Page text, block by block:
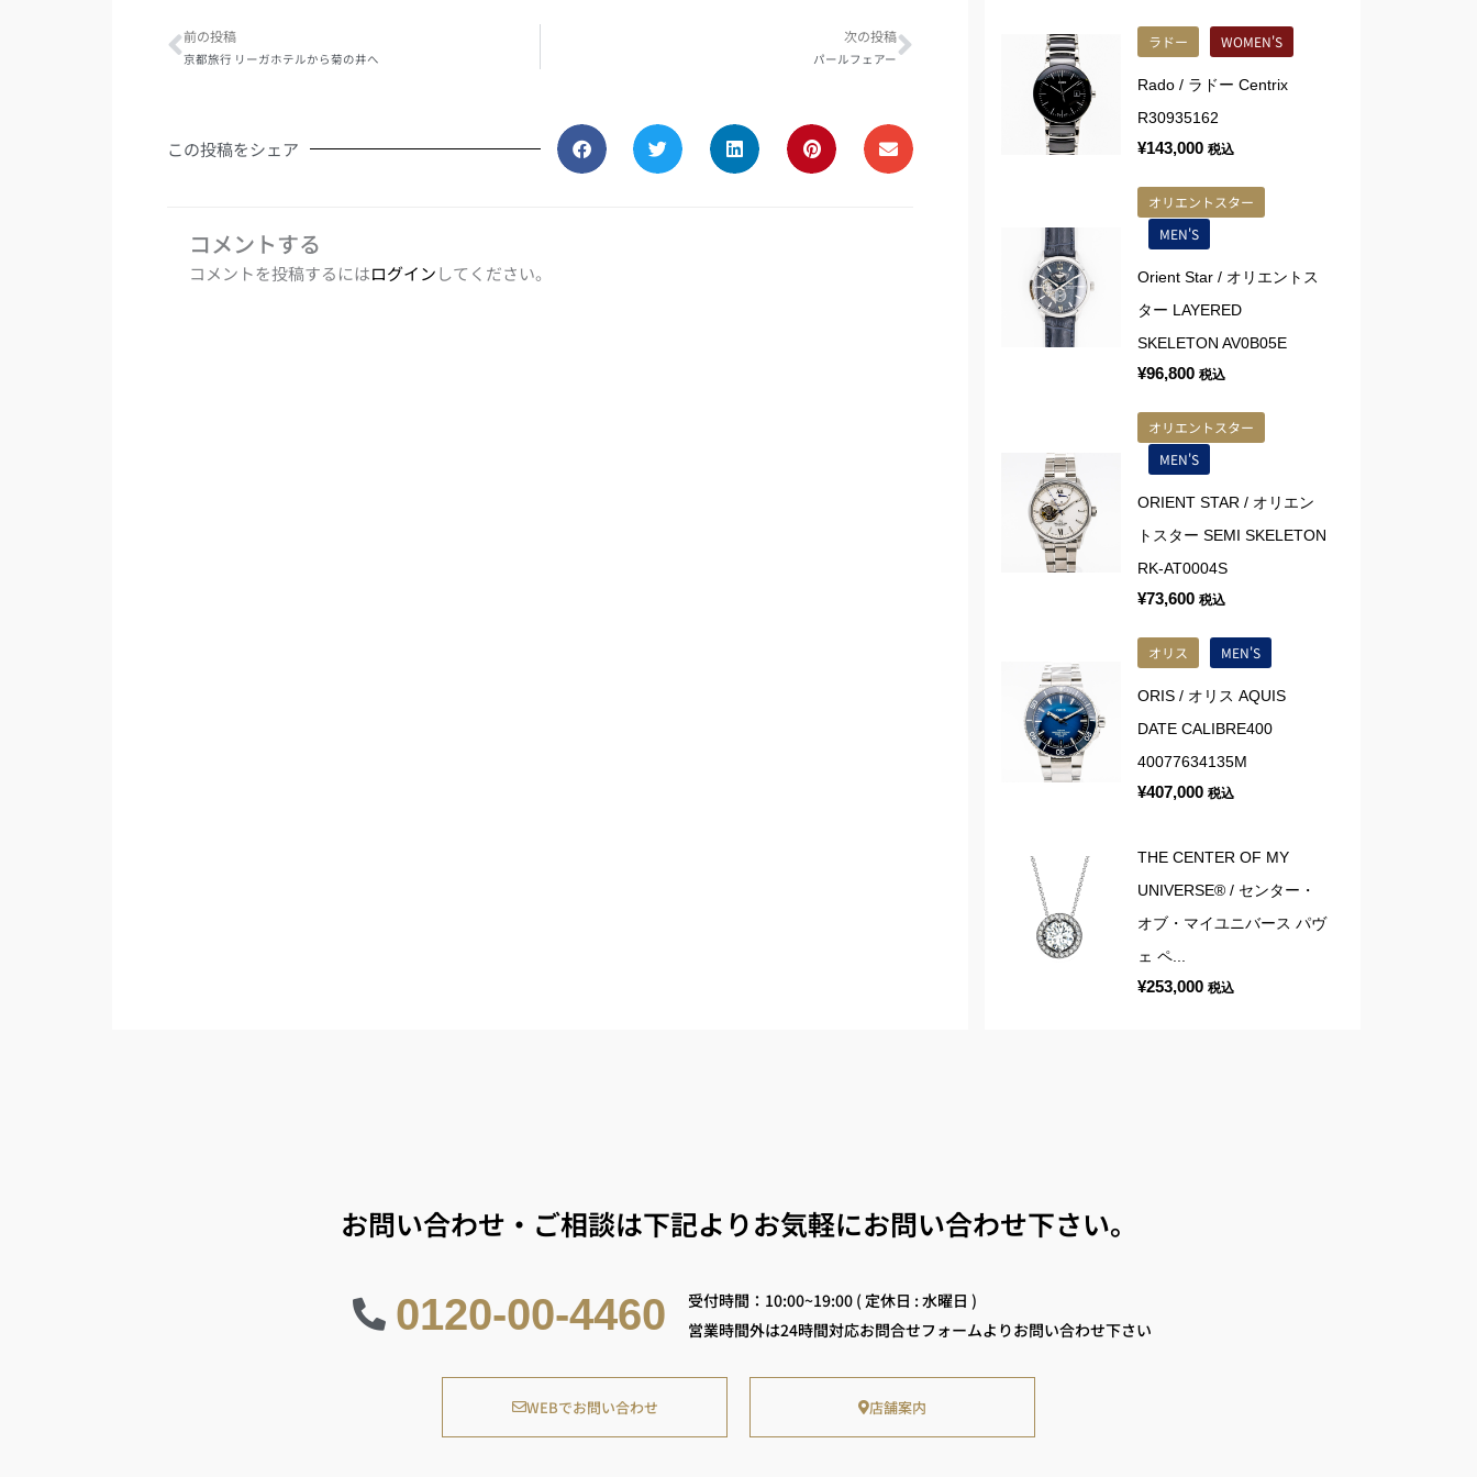
前の投稿
京都旅行 リーガホテルから菊の井へ
次の投稿
パールフェアー
この投稿をシェア
コメントする
コメントを投稿するにはログインしてください。
ラドー WOMEN'S
Rado / ラドー Centrix
R30935162
¥143,000 税込
オリエントスター
MEN'S
Orient Star / オリエントス
ター LAYERED
SKELETON AV0B05E
¥96,800 税込
オリエントスター
MEN'S
ORIENT STAR / オリエン
トスター SEMI SKELETON
RK-AT0004S
¥73,600 税込
オリス MEN'S
ORIS / オリス AQUIS
DATE CALIBRE400
40077634135M
¥407,000 税込
THE CENTER OF MY
UNIVERSE® / センター・
オブ・マイユニバース パヴ
ェ ペ...
¥253,000 税込
お問い合わせ・ご相談は下記よりお気軽にお問い合わせ下さい。
0120-00-4460
受付時間：10:00~19:00 ( 定休日 : 水曜日 )
営業時間外は24時間対応お問合せフォームよりお問い合わせ下さい
WEBでお問い合わせ 店舗案内